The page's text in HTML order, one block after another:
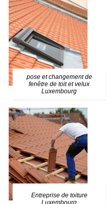
pose et changement de
fenêtre de toit et velux
Luxembourg
Entreprise de toiture
Luxembourg